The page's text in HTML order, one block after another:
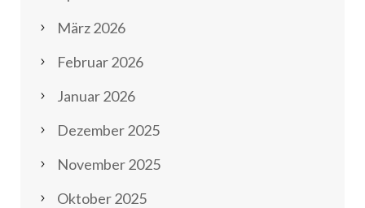
März 2026
Februar 2026
Januar 2026
Dezember 2025
November 2025
Oktober 2025